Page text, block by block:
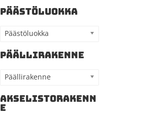
PÄÄSTÖLUOKKA
Päästöluokka
PÄÄLLIRAKENNE
Päällirakenne
AKSELISTORAKENN
E